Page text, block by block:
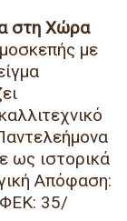
στη Χώρα
με
ως ιστορικά
Απόφαση:
35/